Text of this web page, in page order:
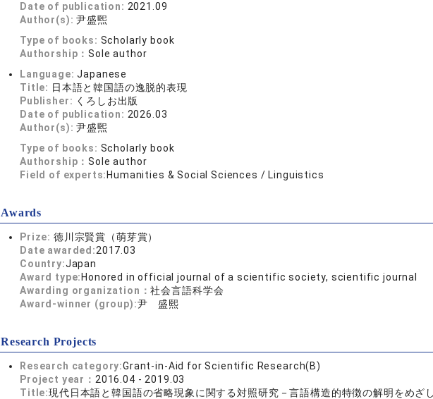
Date of publication: 2021.09
Author(s):尹盛煕
Type of books: Scholarly book
Authorship：Sole author
Language:Japanese
Title: 日本語と韓国語の逸脱的表現
Publisher: くろしお出版
Date of publication: 2026.03
Author(s):尹盛煕
Type of books: Scholarly book
Authorship：Sole author
Field of experts: Humanities & Social Sciences / Linguistics
Awards
Prize: 徳川宗賢賞（萌芽賞）
Date awarded:2017.03
Country:Japan
Award type: Honored in official journal of a scientific society, scientific journal
Awarding organization：社会言語科学会
Award-winner (group):尹 盛熙
Research Projects
Research category:Grant-in-Aid for Scientific Research(B)
Project year： 2016.04 - 2019.03
Title:現代日本語と韓国語の省略現象に関する対照研究－言語構造的特徴の解明をめざ